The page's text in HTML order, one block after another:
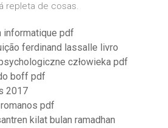
repleta de cosas.
informatique pdf
ferdinand lassalle livro
człowieka pdf
boff pdf
2017
pdf
kilat bulan ramadhan